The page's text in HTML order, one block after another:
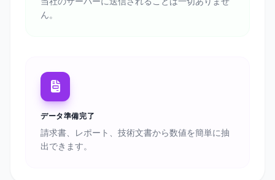
ん。
データ準備完了
請求書、レポート、技術文書から数値を簡単に抽
出できます。